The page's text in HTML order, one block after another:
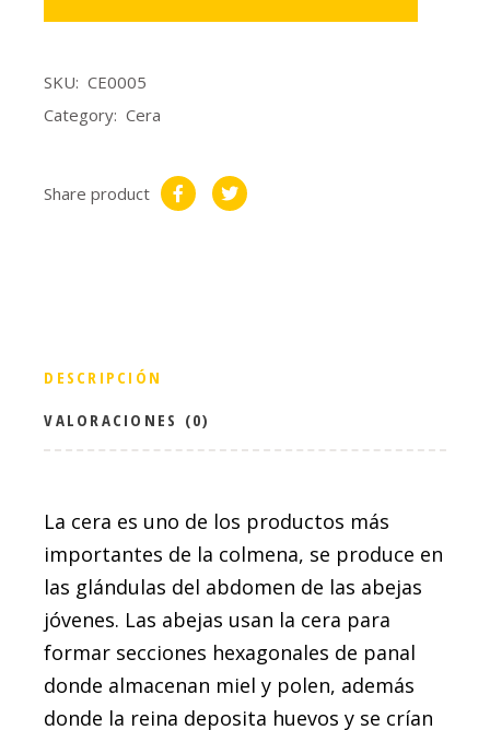
SKU: CE0005
Category: Cera
Share product
DESCRIPCIÓN
VALORACIONES (0)
La cera es uno de los productos más
importantes de la colmena, se produce en
las glándulas del abdomen de las abejas
jóvenes. Las abejas usan la cera para
formar secciones hexagonales de panal
donde almacenan miel y polen, además
donde la reina deposita huevos y se crían